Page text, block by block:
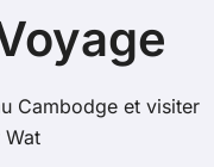
Cambodge et visiter